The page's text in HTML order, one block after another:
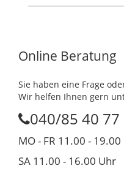
Online Beratung
Sie haben eine Frage
Wir helfen Ihnen gern
040/85 40 77
MO - FR 11.00 -
SA 11.00 - 16.00 Uhr